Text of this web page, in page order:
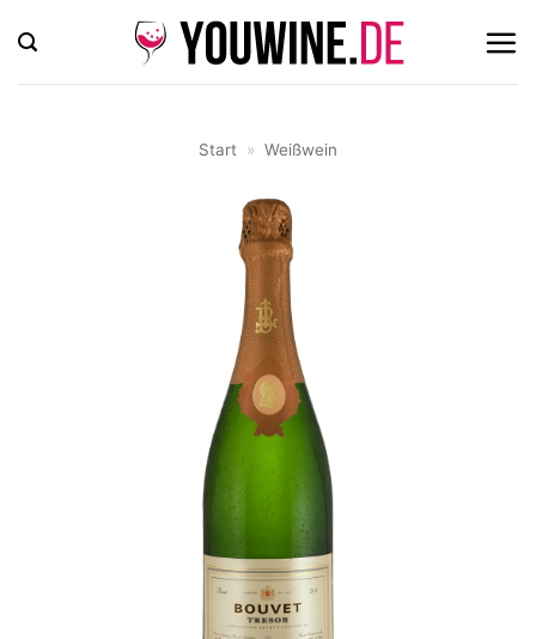
Inhalt
springen
Start » Weißwein